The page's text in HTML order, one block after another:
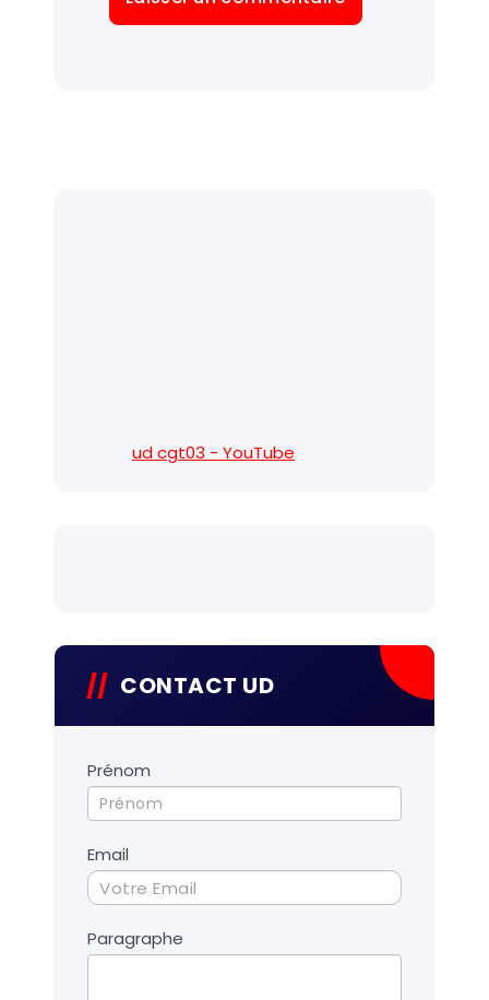
ud cgt03 - YouTube
CONTACT UD
Contact
UD
Prénom
Email
Paragraphe